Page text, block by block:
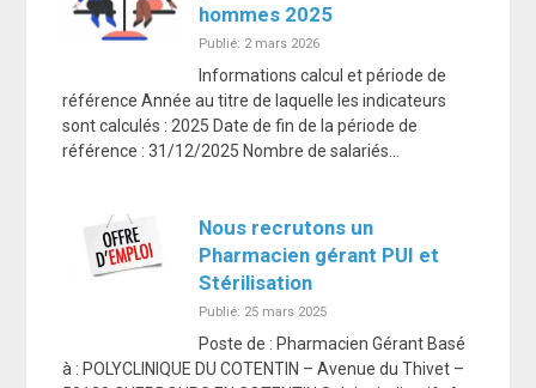
hommes 2025
Publié: 2 mars 2026
Informations calcul et période de
référence Année au titre de laquelle les indicateurs
sont calculés : 2025 Date de fin de la période de
référence : 31/12/2025 Nombre de salariés…
Nous recrutons un
Pharmacien gérant PUI et
Stérilisation
Publié: 25 mars 2025
Poste de : Pharmacien Gérant Basé
à : POLYCLINIQUE DU COTENTIN – Avenue du Thivet –